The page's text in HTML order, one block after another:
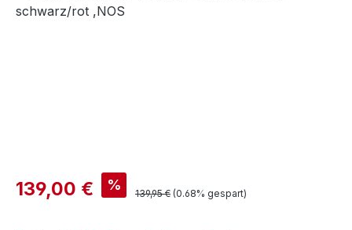
Verkaufspreis:
139,00 € % Regulärer Preis:
139,95 € (0.68% gespart)